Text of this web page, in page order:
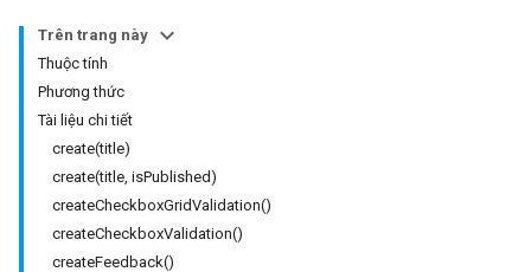
Trên trang này
Thuộc tính
Phương thức
Tài liệu chi tiết
create(title)
create(title, isPublished)
createCheckboxGridValidation()
createCheckboxValidation()
createFeedback()